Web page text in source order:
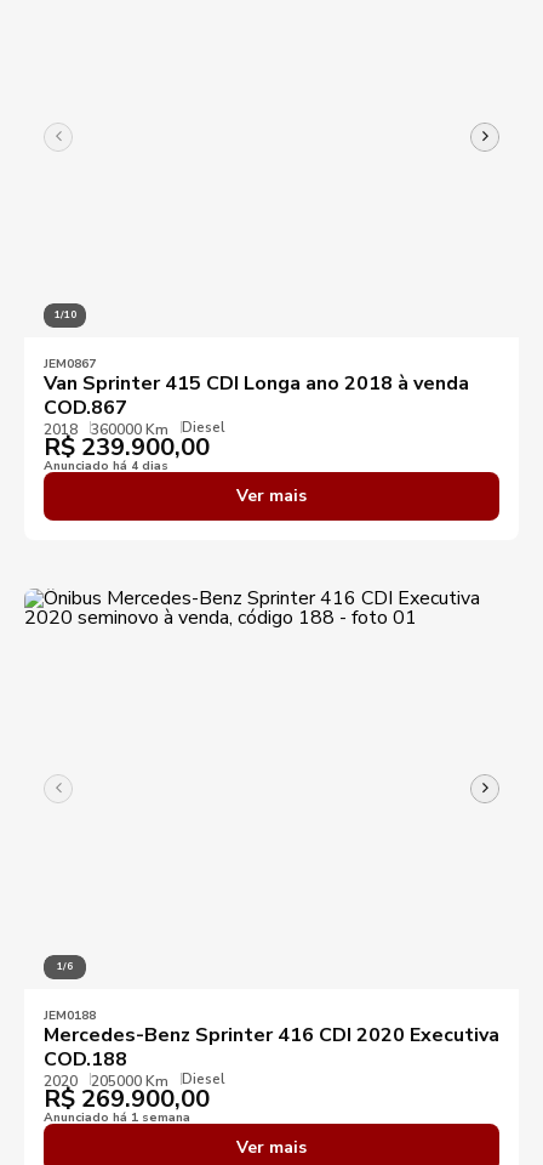
1/10
JEM0867
Van Sprinter 415 CDI Longa ano 2018 à venda
COD.867
2018 360000 Km Diesel
R$ 239.900,00
Anunciado há 4 dias
Ver mais
1/6
JEM0188
Mercedes-Benz Sprinter 416 CDI 2020 Executiva
COD.188
2020 205000 Km Diesel
R$ 269.900,00
Anunciado há 1 semana
Ver mais